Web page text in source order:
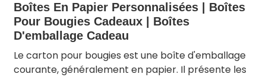
Boîtes En Papier Personnalisées | Boîtes
Pour Bougies Cadeaux | Boîtes
D'emballage Cadeau
Le carton pour bougies est une boîte d'emballage
courante, généralement en papier. Il présente les